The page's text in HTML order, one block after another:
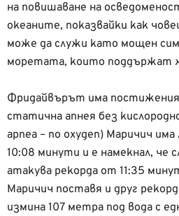
на повишаване на
океаните, показвайки как
може да служи като мощен
моретата, които поддържат
Фридайвърът има постижения
статична апнея без
apnea – no oxygen) Маричич
10:08 минути и е намекнал, че
атакува рекорда от 11:35
Маричич поставя и друг
измина 107 метра под вода с